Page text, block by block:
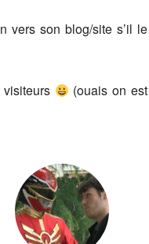
vers son blog/site s’il le
(ouais on est